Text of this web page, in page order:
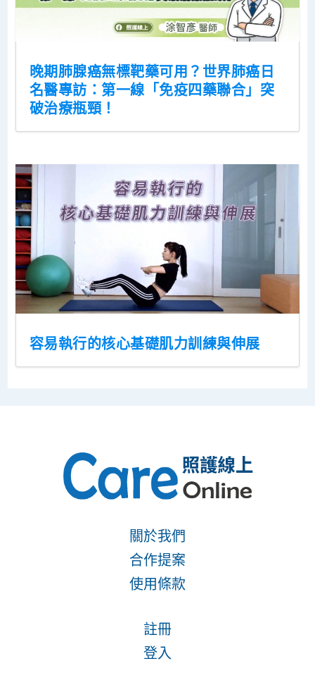
晚期肺腺癌無標靶藥可用？世界肺癌日
名醫專訪：第一線「免疫四藥聯合」突
破治療瓶頸！
容易執行的核心基礎肌力訓練與伸展
關於我們
合作提案
使用條款
註冊
登入